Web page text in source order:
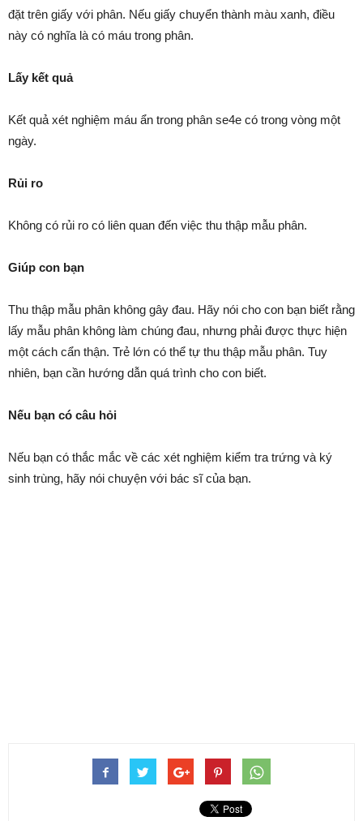
đặt trên giấy với phân. Nếu giấy chuyển thành màu xanh, điều
này có nghĩa là có máu trong phân.
Lấy kết quả
Kết quả xét nghiệm máu ẩn trong phân se4e có trong vòng một
ngày.
Rủi ro
Không có rủi ro có liên quan đến việc thu thập mẫu phân.
Giúp con bạn
Thu thập mẫu phân không gây đau. Hãy nói cho con bạn biết rằng
lấy mẫu phân không làm chúng đau, nhưng phải được thực hiện
một cách cẩn thận. Trẻ lớn có thể tự thu thập mẫu phân. Tuy
nhiên, bạn cần hướng dẫn quá trình cho con biết.
Nếu bạn có câu hỏi
Nếu bạn có thắc mắc về các xét nghiệm kiểm tra trứng và ký
sinh trùng, hãy nói chuyện với bác sĩ của bạn.